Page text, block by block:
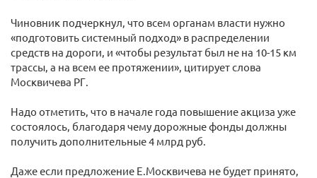
Чиновник подчеркнул, что всем органам власти нужно
«подготовить системный подход» в распределении
средств на дороги, и «чтобы результат был не на 10-15 км
трассы, а на всем ее протяжении», цитирует слова
Москвичева РГ.
Надо отметить, что в начале года повышение акциза уже
состоялось, благодаря чему дорожные фонды должны
получить дополнительные 4 млрд руб.
Даже если предложение Е.Москвичева не будет принято,